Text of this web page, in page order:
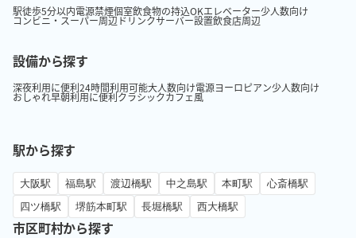
駅徒歩5分以内電源禁煙個室飲食物の持込OKエレベーター少人数向け
コンビニ・スーパー周辺ドリンクサーバー設置飲食店周辺
設備から探す
深夜利用に便利24時間利用可能大人数向け電源ヨーロピアン少人数向け
おしゃれ早朝利用に便利クラシックカフェ風
駅から探す
大阪駅 福島駅 渡辺橋駅 中之島駅 本町駅
心斎橋駅
四ツ橋駅
堺筋本町駅 長堀橋駅 西大橋駅
市区町村から探す